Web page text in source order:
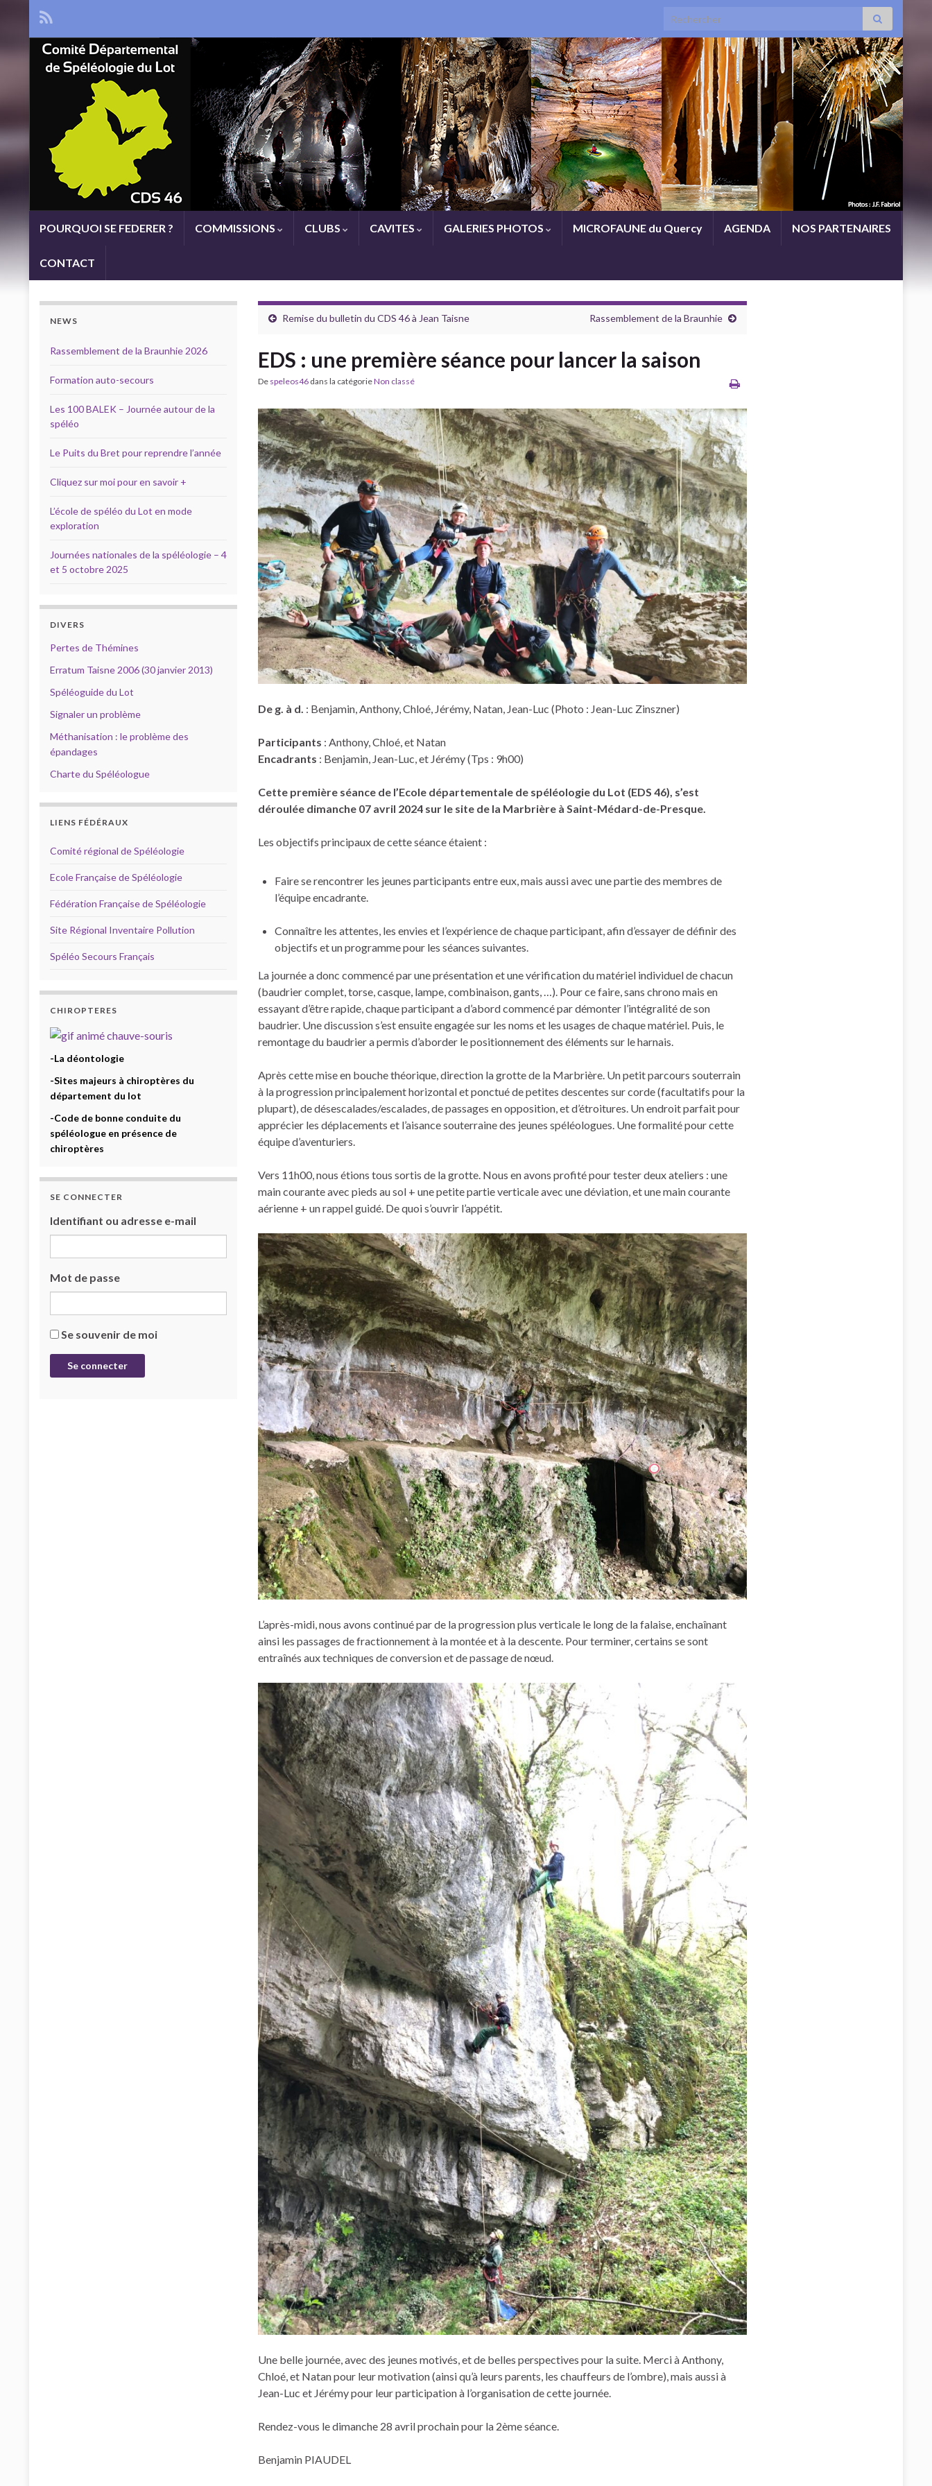
Search for:
POURQUOI SE FEDERER ? COMMISSIONS CLUBS CAVITES GALERIES PHOTOS MICROFAUNE du Quercy AGENDA NOS PARTENAIRES
CONTACT
Remise du bulletin du CDS 46 à Jean Taisne Rassemblement de la Braunhie
EDS : une première séance pour lancer la saison
De speleos46 dans la catégorieNon classé
De g. à d. : Benjamin, Anthony, Chloé, Jérémy, Natan, Jean-Luc (Photo : Jean-Luc Zinszner)
Participants : Anthony, Chloé, et Natan
Encadrants : Benjamin, Jean-Luc, et Jérémy (Tps : 9h00)
Cette première séance de l’Ecole départementale de spéléologie du Lot (EDS 46), s’est
déroulée dimanche 07 avril 2024 sur le site de la Marbrière à Saint-Médard-de-Presque.
Les objectifs principaux de cette séance étaient :
Faire se rencontrer les jeunes participants entre eux, mais aussi avec une partie des membres de
l’équipe encadrante.
Connaître les attentes, les envies et l’expérience de chaque participant, afin d’essayer de définir des
objectifs et un programme pour les séances suivantes.
La journée a donc commencé par une présentation et une vérification du matériel individuel de chacun
(baudrier complet, torse, casque, lampe, combinaison, gants, …). Pour ce faire, sans chrono mais en
essayant d’être rapide, chaque participant a d’abord commencé par démonter l’intégralité de son
baudrier. Une discussion s’est ensuite engagée sur les noms et les usages de chaque matériel. Puis, le
remontage du baudrier a permis d’aborder le positionnement des éléments sur le harnais.
Après cette mise en bouche théorique, direction la grotte de la Marbrière. Un petit parcours souterrain
à la progression principalement horizontal et ponctué de petites descentes sur corde (facultatifs pour la
plupart), de désescalades/escalades, de passages en opposition, et d’étroitures. Un endroit parfait pour
apprécier les déplacements et l’aisance souterraine des jeunes spéléologues. Une formalité pour cette
équipe d’aventuriers.
Vers 11h00, nous étions tous sortis de la grotte. Nous en avons profité pour tester deux ateliers : une
main courante avec pieds au sol + une petite partie verticale avec une déviation, et une main courante
aérienne + un rappel guidé. De quoi s’ouvrir l’appétit.
L’après-midi, nous avons continué par de la progression plus verticale le long de la falaise, enchaînant
ainsi les passages de fractionnement à la montée et à la descente. Pour terminer, certains se sont
entraînés aux techniques de conversion et de passage de nœud.
Une belle journée, avec des jeunes motivés, et de belles perspectives pour la suite. Merci à Anthony,
Chloé, et Natan pour leur motivation (ainsi qu’à leurs parents, les chauffeurs de l’ombre), mais aussi à
Jean-Luc et Jérémy pour leur participation à l’organisation de cette journée.
Rendez-vous le dimanche 28 avril prochain pour la 2ème séance.
Benjamin PIAUDEL
NEWS
Rassemblement de la Braunhie 2026
Formation auto-secours
Les 100 BALEK – Journée autour de la
spéléo
Le Puits du Bret pour reprendre l’année
Cliquez sur moi pour en savoir +
L’école de spéléo du Lot en mode
exploration
Journées nationales de la spéléologie – 4
et 5 octobre 2025
DIVERS
Pertes de Thémines
Erratum Taisne 2006 (30 janvier 2013)
Spéléoguide du Lot
Signaler un problème
Méthanisation : le problème des
épandages
Charte du Spéléologue
LIENS FÉDÉRAUX
Comité régional de Spéléologie
Ecole Française de Spéléologie
Fédération Française de Spéléologie
Site Régional Inventaire Pollution
Spéléo Secours Français
CHIROPTERES
-La déontologie
-Sites majeurs à chiroptères du
département du lot
-Code de bonne conduite du
spéléologue en présence de
chiroptères
SE CONNECTER
Identifiant ou adresse e-mail
Mot de passe
Se souvenir de moi
Se connecter